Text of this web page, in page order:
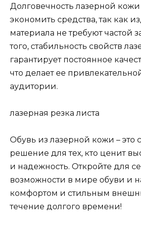
Долговечность лазерной кожи
экономить средства, так как
материала не требуют частой
того, стабильность свойств
гарантирует постоянное
что делает ее
аудитории.
лазерная резка листа
Обувь из лазерной кожи – это
решение для тех, кто ценит
и надежность. Откройте для
возможности в мире обуви и
комфортом и стильным
течение долгого времени!